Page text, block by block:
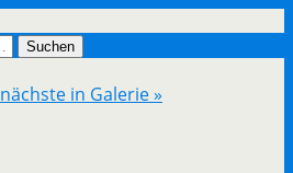
nächste in Galerie »